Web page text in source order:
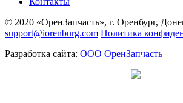
© 2020 «ОренЗапчасть», г. Оренбург,
support@iorenburg.com Политика
Разработка сайта: ООО ОренЗапчасть